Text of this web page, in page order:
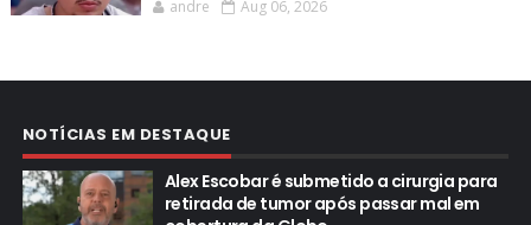
andre Aug 06, 2026
NOTÍCIAS EM DESTAQUE
Alex Escobar é submetido a cirurgia para
retirada de tumor após passar mal em